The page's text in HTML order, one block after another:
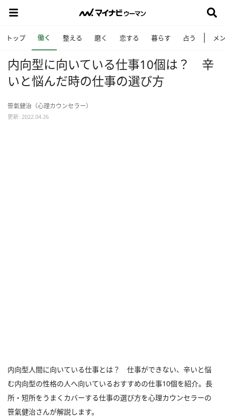
トップ 働く 整える 磨く 恋する 暮らす 占う メ
内向型に向いている仕事10個は？ 辛
いと悩んだ時の仕事の選び方
笹氣健治（心理カウンセラー）
更新: 2022.04.26
内向型人間に向いている仕事とは？ 仕事ができない、辛いと悩
む内向型の性格の人へ向いているおすすめの仕事10個を紹介。長
所・短所をうまくカバーする仕事の選び方を心理カウンセラーの
笹氣健治さんが解説します。